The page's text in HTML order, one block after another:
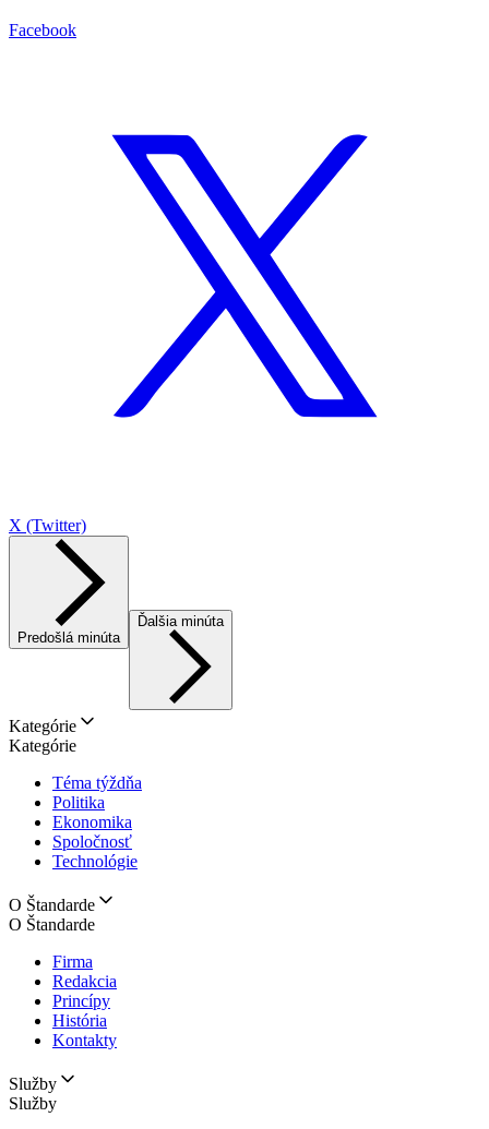
Facebook
X (Twitter)
Predošlá minúta
Ďalšia minúta
Kategórie
Kategórie
Téma týždňa
Politika
Ekonomika
Spoločnosť
Technológie
O Štandarde
O Štandarde
Firma
Redakcia
Princípy
História
Kontakty
Služby
Služby